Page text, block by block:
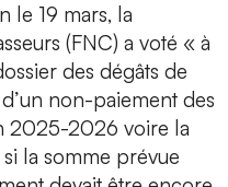
le 19 mars, la
(FNC) a voté « à
des dégâts de
non-paiement des
2025-2026 voire la
la somme prévue